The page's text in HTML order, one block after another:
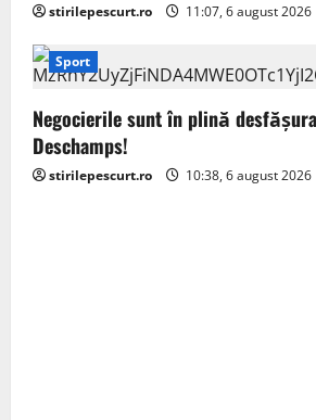
stirilepescurt.ro 11:07, 6 august 2026
Sport
Negocierile sunt în plină
Deschamps!
stirilepescurt.ro 10:38, 6 august 2026